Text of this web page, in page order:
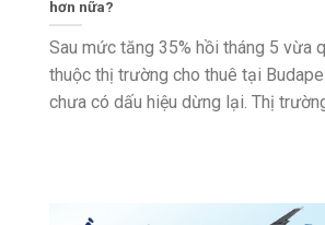
hơn nữa?
Sau mức tăng 35% hồi tháng 5 vừa
thuộc thị trường cho thuê tại
chưa có dấu hiệu dừng lại. Thị trường